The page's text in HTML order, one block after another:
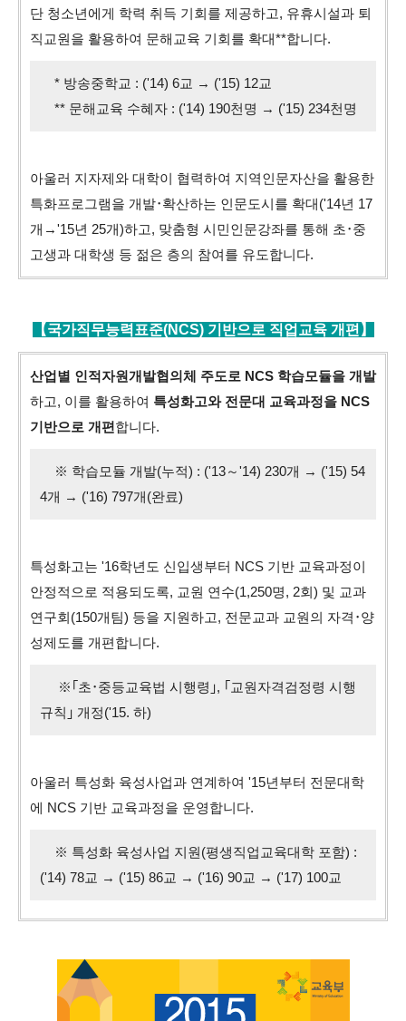
단 청소년에게 학력 취득 기회를 제공하고, 유휴시설과 퇴
직교원을 활용하여 문해교육 기회를 확대**합니다.
* 방송중학교 : ('14) 6교 → ('15) 12교
** 문해교육 수혜자 : ('14) 190천명 → ('15) 234천명
아울러 지자제와 대학이 협력하여 지역인문자산을 활용한
특화프로그램을 개발･확산하는 인문도시를 확대('14년 17
개→'15년 25개)하고, 맞춤형 시민인문강좌를 통해 초･중
고생과 대학생 등 젊은 층의 참여를 유도합니다.
【국가직무능력표준(NCS) 기반으로 직업교육 개편】
산업별 인적자원개발협의체 주도로 NCS 학습모듈을 개발
하고, 이를 활용하여 특성화고와 전문대 교육과정을 NCS
기반으로 개편 합니다.
※ 학습모듈 개발(누적) : ('13～'14) 230개 → ('15) 54
4개 → ('16) 797개(완료)
특성화고는 '16학년도 신입생부터 NCS 기반 교육과정이
안정적으로 적용되도록, 교원 연수(1,250명, 2회) 및 교과
연구회(150개팀) 등을 지원하고, 전문교과 교원의 자격･양
성제도를 개편합니다.
※｢초･중등교육법 시행령｣, ｢교원자격검정령 시행
규칙｣ 개정('15. 하)
아울러 특성화 육성사업과 연계하여 '15년부터 전문대학
에 NCS 기반 교육과정을 운영합니다.
※ 특성화 육성사업 지원(평생직업교육대학 포함) :
('14) 78교 → ('15) 86교 → ('16) 90교 → ('17) 100교